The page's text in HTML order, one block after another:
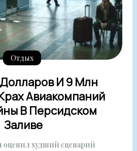
Отдых
И 9 Млн
Авиакомпаний
В Персидском
Заливе
оценил худший сценарий